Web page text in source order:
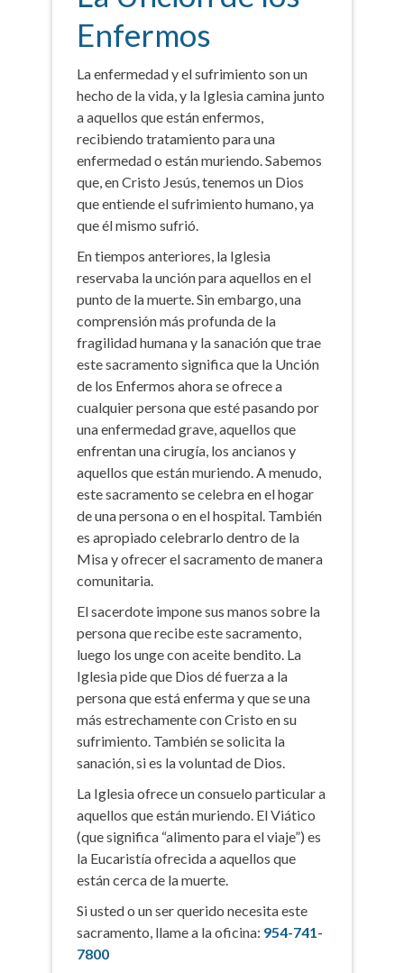
Enfermos
La enfermedad y el sufrimiento son un
hecho de la vida, y la Iglesia camina junto
a aquellos que están enfermos,
recibiendo tratamiento para una
enfermedad o están muriendo. Sabemos
que, en Cristo Jesús, tenemos un Dios
que entiende el sufrimiento humano, ya
que él mismo sufrió.
En tiempos anteriores, la Iglesia
reservaba la unción para aquellos en el
punto de la muerte. Sin embargo, una
comprensión más profunda de la
fragilidad humana y la sanación que trae
este sacramento significa que la Unción
de los Enfermos ahora se ofrece a
cualquier persona que esté pasando por
una enfermedad grave, aquellos que
enfrentan una cirugía, los ancianos y
aquellos que están muriendo. A menudo,
este sacramento se celebra en el hogar
de una persona o en el hospital. También
es apropiado celebrarlo dentro de la
Misa y ofrecer el sacramento de manera
comunitaria.
El sacerdote impone sus manos sobre la
persona que recibe este sacramento,
luego los unge con aceite bendito. La
Iglesia pide que Dios dé fuerza a la
persona que está enferma y que se una
más estrechamente con Cristo en su
sufrimiento. También se solicita la
sanación, si es la voluntad de Dios.
La Iglesia ofrece un consuelo particular a
aquellos que están muriendo. El Viático
(que significa “alimento para el viaje”) es
la Eucaristía ofrecida a aquellos que
están cerca de la muerte.
Si usted o un ser querido necesita este
sacramento, llame a la oficina: 954-741-
7800